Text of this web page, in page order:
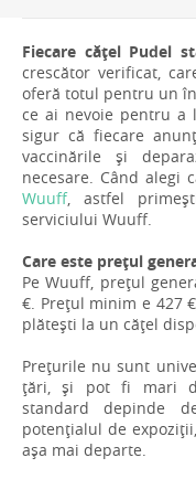
Fiecare cățel Pudel
crescător verificat,
oferă totul pentru un
ce ai nevoie pentru a
sigur că fiecare
vaccinările și
necesare. Când alegi
Wuuff, astfel
serviciului Wuuff.
Care este prețul
Pe Wuuff, prețul
€. Prețul minim e 427
plătești la un cățel
Prețurile nu sunt
țări, și pot fi mari
standard depinde
potențialul de
așa mai departe.